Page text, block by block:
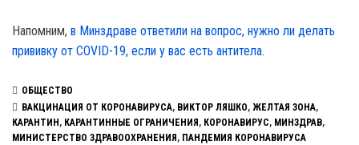
Напомним, в Минздраве ответили на вопрос, нужно ли делать
прививку от COVID-19, если у вас есть антитела.
ОБЩЕСТВО
ВАКЦИНАЦИЯ ОТ КОРОНАВИРУСА, ВИКТОР ЛЯШКО, ЖЕЛТАЯ ЗОНА,
КАРАНТИН , КАРАНТИННЫЕ ОГРАНИЧЕНИЯ , КОРОНАВИРУС, МИНЗДРАВ,
МИНИСТЕРСТВО ЗДРАВООХРАНЕНИЯ , ПАНДЕМИЯ КОРОНАВИРУСА